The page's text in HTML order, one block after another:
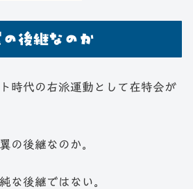
後継なのか
時代の右派運動として在特会が
の後継なのか。
な後継ではない。